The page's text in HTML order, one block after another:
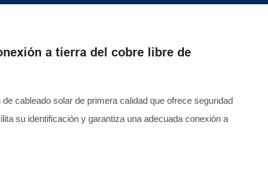
a tierra del cobre libre de
cableado solar de primera calidad que ofrece seguridad
su identificación y garantiza una adecuada conexión a